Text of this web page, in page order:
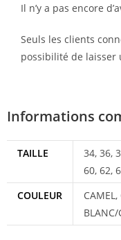
Il n’y a pas encore
Seuls les clients
possibilité de laisser
Informations
TAILLE
34, 36,
60, 62,
COULEUR
BLANC/